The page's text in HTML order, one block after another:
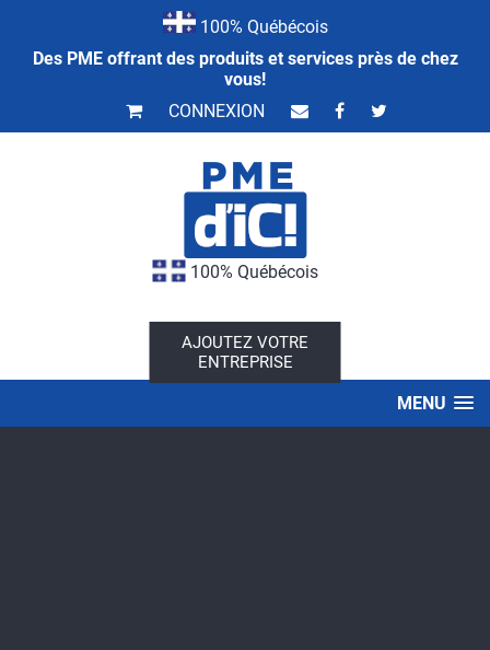
100% Québécois
Des PME offrant des produits et services près de chez
vous!
CONNEXION
100% Québécois
AJOUTEZ VOTRE
ENTREPRISE
MENU